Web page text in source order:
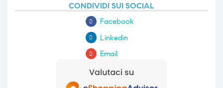
CONDIVIDI SUI SOCIAL
Facebook
Linkedin
Email